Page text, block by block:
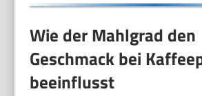
Wie der Mahlgrad den
Geschmack bei
beeinflusst